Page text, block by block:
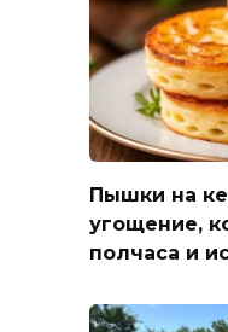
Пышки на
угощение,
полчаса и